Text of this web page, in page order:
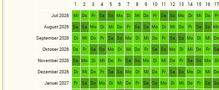
1 2 3 4 5 6 7 8 9 10 11 12 13 14 15 16
17
Juli 2026
Mi Do Fr Sa So Mo Di Mi Do Fr Sa So Mo Di Mi Do
Fr
August 2026
Sa So Mo Di Mi Do Fr Sa So Mo Di Mi Do Fr Sa So
September 2026
Di Mi Do Fr Sa So Mo Di Mi Do Fr Sa So Mo Di Mi Do
Oktober 2026
Do Fr Sa So Mo Di Mi Do Fr Sa So Mo Di Mi Do Fr
Sa
November 2026
So Mo Di Mi Do Fr Sa So Mo Di Mi Do Fr Sa So Mo
Di
Dezember 2026
Di Mi Do Fr Sa So Mo Di Mi Do Fr Sa So Mo Di Mi Do
Januar 2027
Fr Sa So Mo Di Mi Do Fr Sa So Mo Di Mi Do Fr Sa So